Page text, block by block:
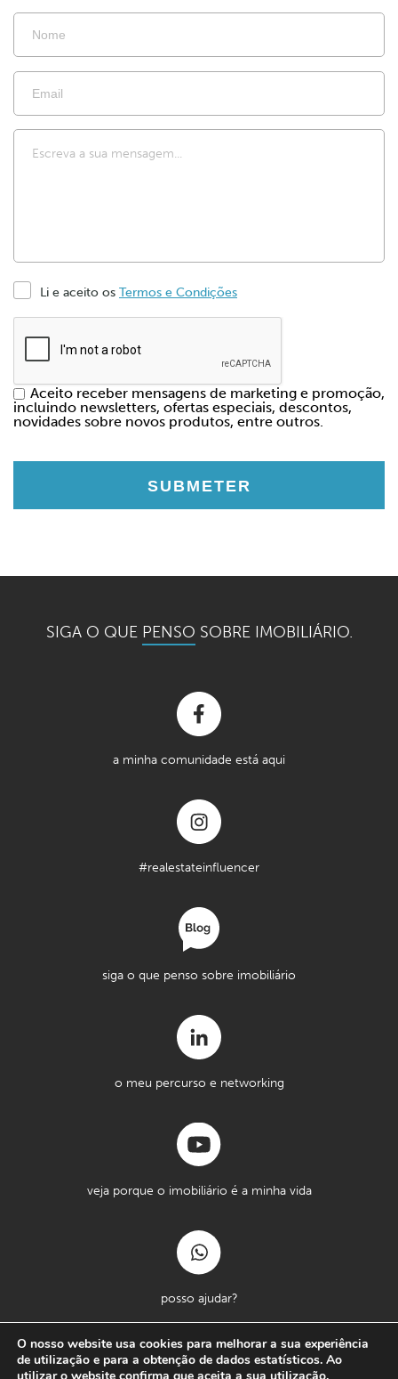
Li e aceito os Termos e Condições
Aceito receber mensagens de marketing e promoção,
incluindo newsletters, ofertas especiais, descontos,
novidades sobre novos produtos, entre outros.
SIGA O QUE PENSO SOBRE IMOBILIÁRIO.
a minha comunidade está aqui
#realestateinfluencer
siga o que penso sobre imobiliário
o meu percurso e networking
veja porque o imobiliário é a minha vida
posso ajudar?
Copyright © Massimo Forte 2026
O nosso website usa cookies para melhorar a sua experiência
de utilização e para a obtenção de dados estatísticos. Ao